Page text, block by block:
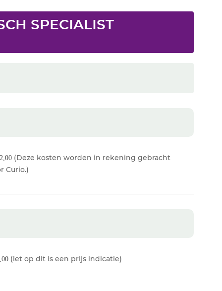
SPECIALIST
(Deze kosten worden in rekening gebracht
Curio.)
(let op dit is een prijs indicatie)